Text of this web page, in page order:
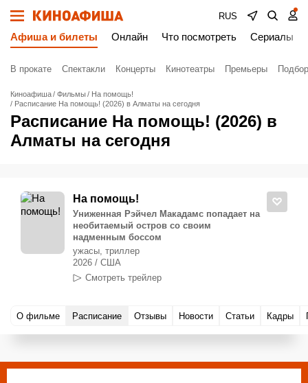
RUS
Афиша и билеты Онлайн Что посмотреть Сериалы
В прокате Спектакли Концерты Кинотеатры Премьеры
Киноафиша Фильмы
На помощь!
Расписание На помощь! (2026) в Алматы на сегодня
Расписание На помощь! (2026) в
Алматы на сегодня
На помощь!
Униженная Рэйчел Макадамс попадает на
необитаемый остров со своим
надменным боссом
ужасы, триллер
2026 / США
Смотреть трейлер
О фильме Расписание Отзывы Новости Статьи Кадры